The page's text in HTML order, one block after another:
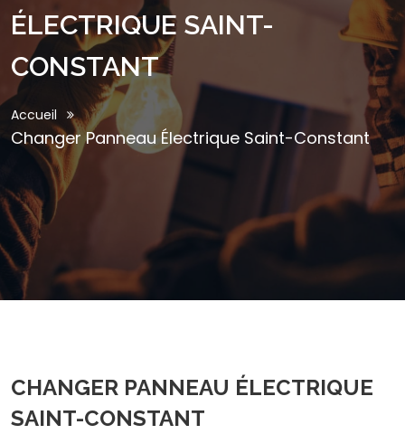
ÉLECTRIQUE SAINT-
CONSTANT
Accueil
Changer Panneau Électrique Saint-Constant
CHANGER PANNEAU ÉLECTRIQUE
SAINT-CONSTANT